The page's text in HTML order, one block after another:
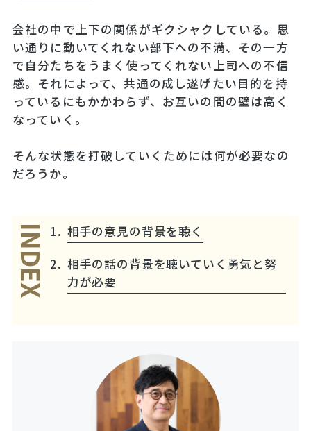
会社の中で上下の関係がギクシャクしている。思
い通りに動いてくれない部下への不満、その一方
で自分たちをうまく使ってくれない上司への不信
感。それによって、共通の成し遂げたい目的を持
っているにもかかわらず、お互いの間の壁は高く
なっていく。
そんな状態を打破していくためには何が必要なの
だろうか。
INDEX
相手の意見の背景を聴く
相手の話の背景を聴いていく勇気と努
力が必要